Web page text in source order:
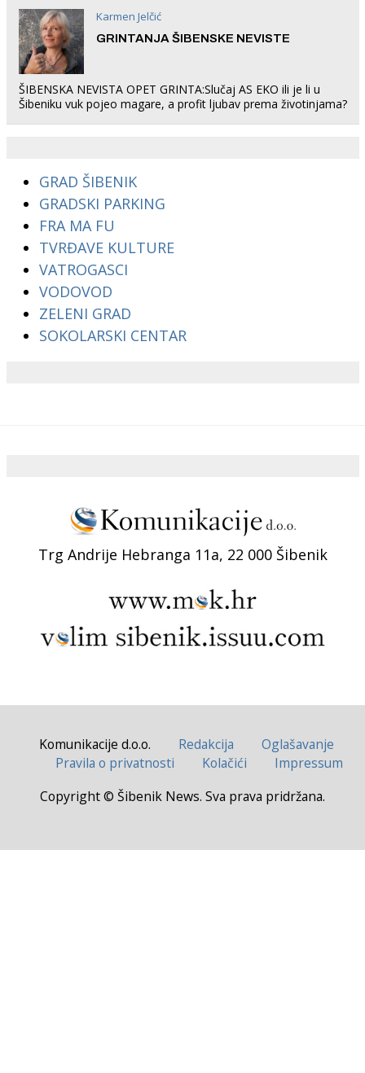
Karmen Jelčić
GRINTANJA ŠIBENSKE NEVISTE
ŠIBENSKA NEVISTA OPET GRINTA:Slučaj AS EKO ili je li u
Šibeniku vuk pojeo magare, a profit ljubav prema životinjama?
GRAD ŠIBENIK
GRADSKI PARKING
FRA MA FU
TVRĐAVE KULTURE
VATROGASCI
VODOVOD
ZELENI GRAD
SOKOLARSKI CENTAR
Trg Andrije Hebranga 11a, 22 000 Šibenik
Komunikacije d.o.o. Redakcija
Oglašavanje
Pravila o privatnosti
Kolačići
Impressum
Copyright © Šibenik News. Sva prava pridržana.